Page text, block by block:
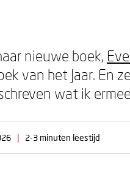
nieuwe boek,
van het Jaar. En
wat ik
| 2-3 minuten leestijd